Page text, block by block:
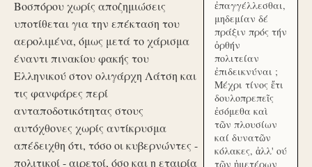
Βοσπόρου χωρίς αποζημιώσεις
υποτίθεται για την επέκταση του
αερολιμένα, όμως μετά το χάρισμα
έναντι πινακίου φακής του
Ελληνικού στον ολιγάρχη Λάτση και
τις φανφάρες περί
ανταποδοτικότητας στους
αυτόχθονες χωρίς αντίκρυσμα
απέδειχθη ότι, τόσο οι κυβερνώντες -
πολιτικοί - αιρετοί, όσο και η εταιρία
ἐπαγγέλλεσθαι,
μηδεμίαν δέ
πράξιν πρός τήν
ὀρθήν
πολιτείαν
ἐπιδεικνύναι ;
Μέχρι τίνος ἔτι
δουλοπρεπεῖς
ἐσόμεθα καὶ
τῶν πλουσίων
καί δυνατῶν
κόλακες, ἀλλ' ού
τῶν ἡμετέρων